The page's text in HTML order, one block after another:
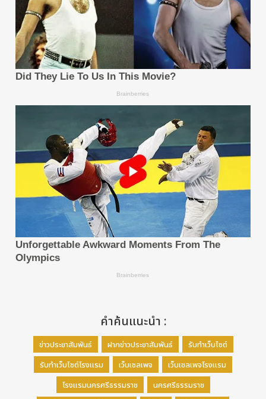
คำค้นแนะนำ :
ข่าวประชาสัมพันธ์ ฝากข่าวประชาสัมพันธ์
รับทำเว็บไซต์
รับทำเว็บไซต์โรงแรม
เว็บเซลเพจ
เว็บเซลเพจโรงแรม
โรงแรมนครศรีธรรมราช
นครศรีธรรมราช